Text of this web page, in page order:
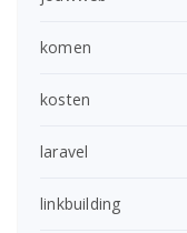
komen
kosten
laravel
linkbuilding